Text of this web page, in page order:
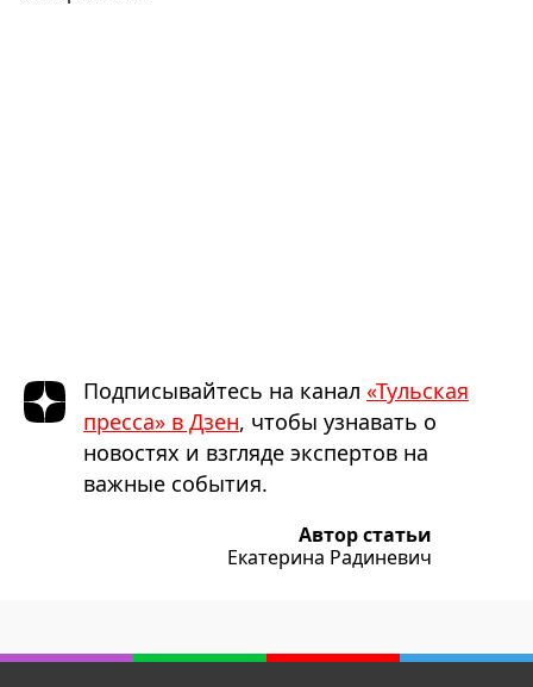
Подписывайтесь на канал «Тульская
пресса» в Дзен, чтобы узнавать о
новостях и взгляде экспертов на
важные события.
Автор статьи
Екатерина Радиневич